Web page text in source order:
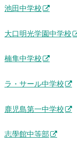
池田中学校
大口明光学園中学校
楠隼中学校
ラ・サール中学校
鹿児島第一中学校
志學館中等部